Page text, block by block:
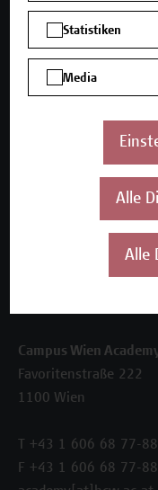
Unser Angebot
Seminare und
Inhouse-Weiterbildung
Die Campus Wien
Referenzen und
Campus Wien
Favoritenstraße 222
1100 Wien
T +43 1 606 68 77-
F +43 1 606 68 77-
Statistiken
Media
Alle
Alle